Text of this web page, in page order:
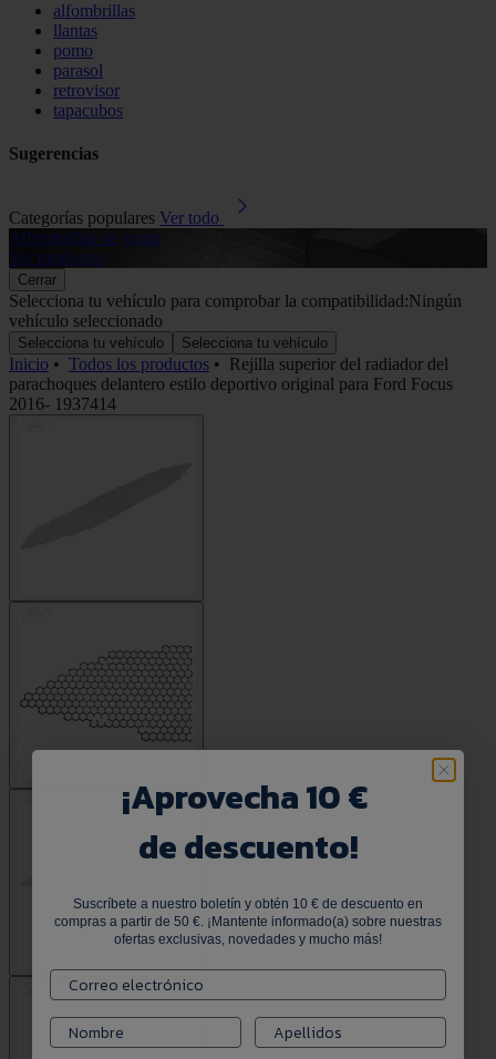
alfombrillas
llantas
pomo
parasol
retrovisor
tapacubos
Sugerencias
Categorías populares Ver todo
Alfombrillas de goma
Ver productos
Cerrar
Selecciona tu vehículo para comprobar la compatibilidad:Ningún
vehículo seleccionado
Selecciona tu vehículo Selecciona tu vehículo
Inicio • Todos los productos • Rejilla superior del radiador del
parachoques delantero estilo deportivo original para Ford Focus
2016- 1937414
¡Aprovecha 10 €
de descuento!
Suscríbete a nuestro boletín y obtén 10 € de descuento en
compras a partir de 50 €. ¡Mantente informado(a) sobre nuestras
ofertas exclusivas, novedades y mucho más!